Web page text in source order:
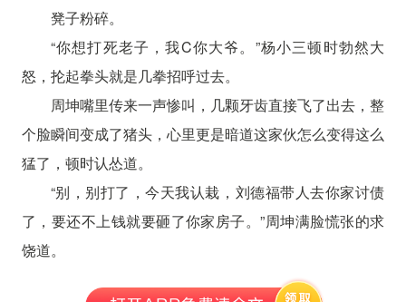
凳子粉碎。
“你想打死老子，我C你大爷。”杨小三顿时勃然大
怒，抡起拳头就是几拳招呼过去。
周坤嘴里传来一声惨叫，几颗牙齿直接飞了出去，整
个脸瞬间变成了猪头，心里更是暗道这家伙怎么变得这么
猛了，顿时认怂道。
“别，别打了，今天我认栽，刘德福带人去你家讨债
了，要还不上钱就要砸了你家房子。”周坤满脸慌张的求
饶道。